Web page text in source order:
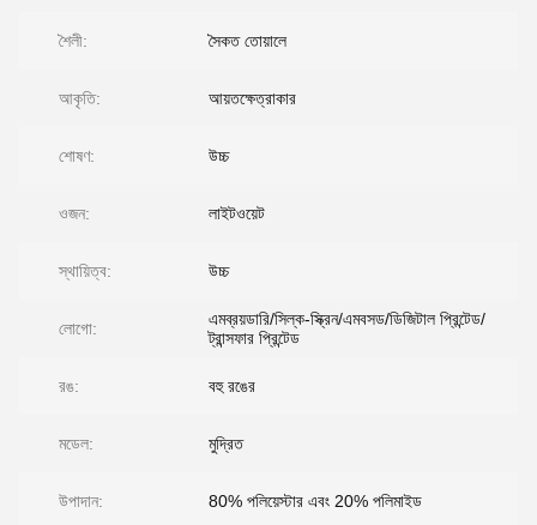
শৈলী: সৈকত তোয়ালে
আকৃতি: আয়তক্ষেত্রাকার
শোষণ: উচ্চ
ওজন: লাইটওয়েট
স্থায়িত্ব: উচ্চ
লোগো:
এমব্রয়ডারি/সিল্ক-স্ক্রিন/এমবসড/ডিজিটাল প্রিন্টেড/
ট্রান্সফার প্রিন্টেড
রঙ: বহু রঙের
মডেল: মুদ্রিত
উপাদান: 80% পলিয়েস্টার এবং 20% পলিমাইড